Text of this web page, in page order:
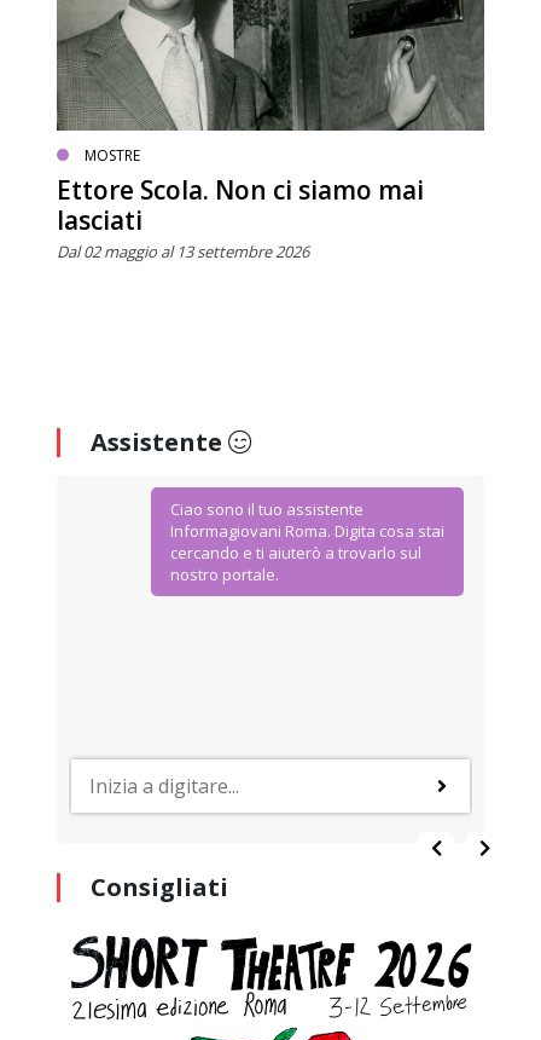
MOSTRE
Ettore Scola. Non ci siamo mai
lasciati
Dal 02 maggio al 13 settembre 2026
Assistente
Ciao sono il tuo assistente
Informagiovani Roma. Digita cosa stai
cercando e ti aiuterò a trovarlo sul
nostro portale.
Consigliati